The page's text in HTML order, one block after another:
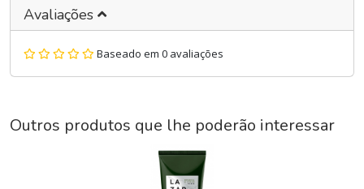
Avaliações
Baseado em 0 avaliações
Outros produtos que lhe poderão interessar